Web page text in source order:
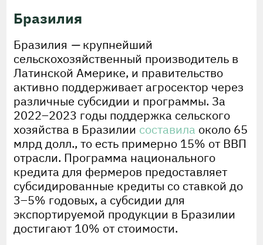
Бразилия
Бразилия —крупнейший
сельскохозяйственный производитель в
Латинской Америке, и правительство
активно поддерживает агросектор через
различные субсидии и программы. За
2022–2023 годы поддержка сельского
хозяйства в Бразилии составила около 65
млрд долл., то есть примерно 15% от ВВП
отрасли. Программа национального
кредита для фермеров предоставляет
субсидированные кредиты со ставкой до
3–5% годовых, а субсидии для
экспортируемой продукции в Бразилии
достигают 10% от стоимости.